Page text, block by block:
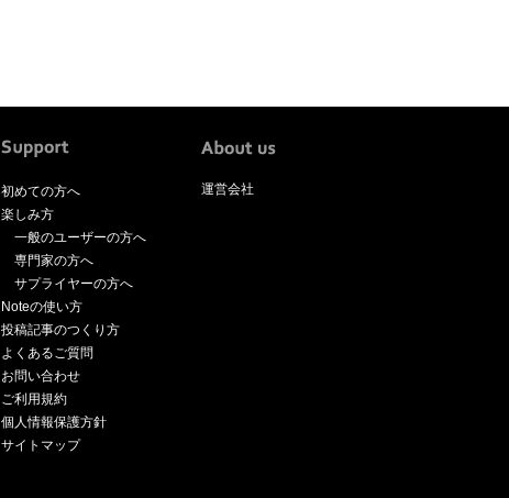
初めての方へ
楽しみ方
一般のユーザーの方へ
専門家の方へ
サプライヤーの方へ
Noteの使い方
投稿記事のつくり方
よくあるご質問
お問い合わせ
ご利用規約
個人情報保護方針
サイトマップ
運営会社